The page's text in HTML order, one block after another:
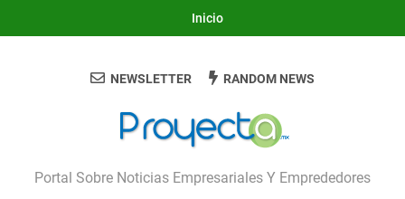
Inicio
Proyecta
Portal Sobre Noticias Empresariales Y Emprededores
NEWSLETTER RANDOM NEWS